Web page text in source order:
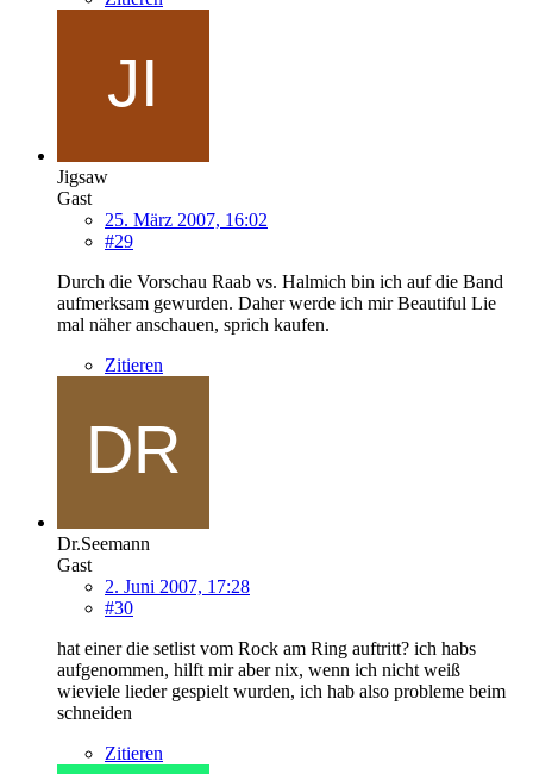
Jigsaw
Gast
25. März 2007, 16:02
#29
Durch die Vorschau Raab vs. Halmich bin ich auf die Band
aufmerksam gewurden. Daher werde ich mir Beautiful Lie
mal näher anschauen, sprich kaufen.
Zitieren
Dr.Seemann
Gast
2. Juni 2007, 17:28
#30
hat einer die setlist vom Rock am Ring auftritt? ich habs
aufgenommen, hilft mir aber nix, wenn ich nicht weiß
wieviele lieder gespielt wurden, ich hab also probleme beim
schneiden
Zitieren